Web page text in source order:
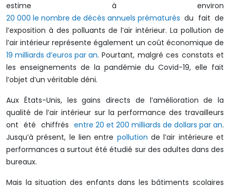
estime à environ
20 000 le nombre de décès annuels prématurés du fait de
l’exposition à des polluants de l’air intérieur. La pollution de
l’air intérieur représente également un coût économique de
19 milliards d’euros par an. Pourtant, malgré ces constats et
les enseignements de la pandémie du Covid-19, elle fait
l’objet d’un véritable déni.
Aux États-Unis, les gains directs de l’amélioration de la
qualité de l’air intérieur sur la performance des travailleurs
ont été chiffrés entre 20 et 200 milliards de dollars par an.
Jusqu’à présent, le lien entre pollution de l’air intérieure et
performances a surtout été étudié sur des adultes dans des
bureaux.
Mais la situation des enfants dans les bâtiments scolaires